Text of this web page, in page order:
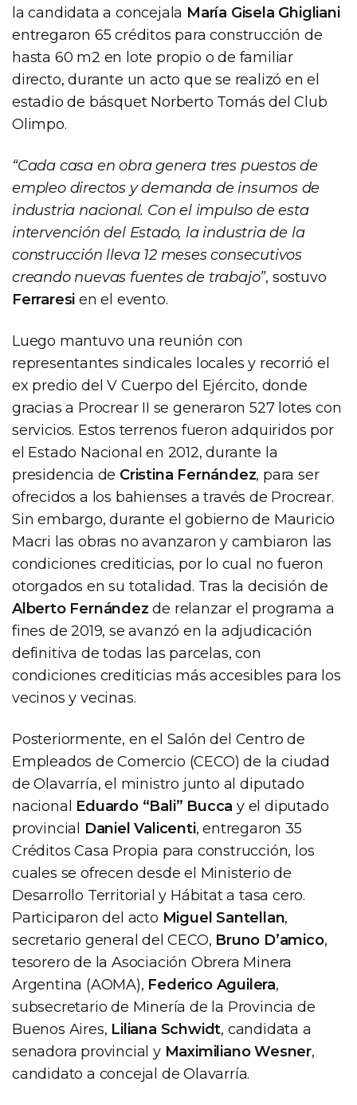
la candidata a concejala María Gisela Ghigliani
entregaron 65 créditos para construcción de
hasta 60 m2 en lote propio o de familiar
directo, durante un acto que se realizó en el
estadio de básquet Norberto Tomás del Club
Olimpo.
“Cada casa en obra genera tres puestos de
empleo directos y demanda de insumos de
industria nacional. Con el impulso de esta
intervención del Estado, la industria de la
construcción lleva 12 meses consecutivos
creando nuevas fuentes de trabajo”, sostuvo
Ferraresi en el evento.
Luego mantuvo una reunión con
representantes sindicales locales y recorrió el
ex predio del V Cuerpo del Ejército, donde
gracias a Procrear II se generaron 527 lotes con
servicios. Estos terrenos fueron adquiridos por
el Estado Nacional en 2012, durante la
presidencia de Cristina Fernández, para ser
ofrecidos a los bahienses a través de Procrear.
Sin embargo, durante el gobierno de Mauricio
Macri las obras no avanzaron y cambiaron las
condiciones crediticias, por lo cual no fueron
otorgados en su totalidad. Tras la decisión de
Alberto Fernández de relanzar el programa a
fines de 2019, se avanzó en la adjudicación
definitiva de todas las parcelas, con
condiciones crediticias más accesibles para los
vecinos y vecinas.
Posteriormente, en el Salón del Centro de
Empleados de Comercio (CECO) de la ciudad
de Olavarría, el ministro junto al diputado
nacional Eduardo “Bali” Bucca y el diputado
provincial Daniel Valicenti, entregaron 35
Créditos Casa Propia para construcción, los
cuales se ofrecen desde el Ministerio de
Desarrollo Territorial y Hábitat a tasa cero.
Participaron del acto Miguel Santellan,
secretario general del CECO, Bruno D’amico,
tesorero de la Asociación Obrera Minera
Argentina (AOMA), Federico Aguilera,
subsecretario de Minería de la Provincia de
Buenos Aires, Liliana Schwidt, candidata a
senadora provincial y Maximiliano Wesner,
candidato a concejal de Olavarría.